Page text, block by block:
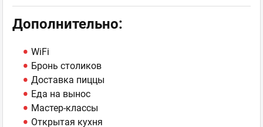
Дополнительно:
WiFi
Бронь столиков
Доставка пиццы
Еда на вынос
Мастер-классы
Открытая кухня